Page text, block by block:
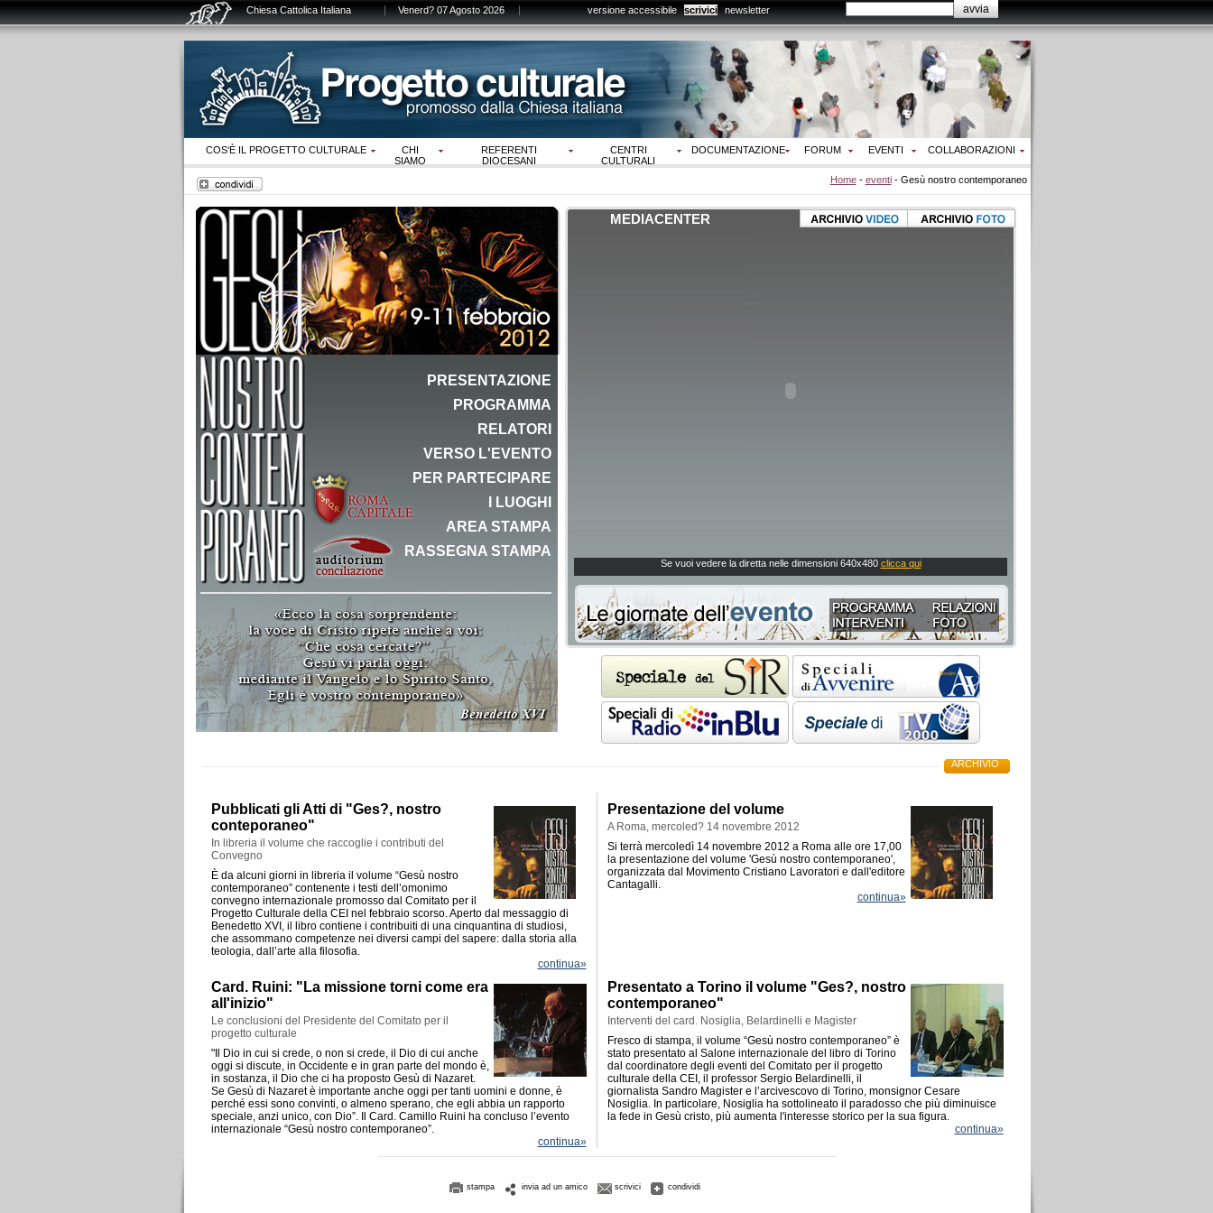
Chiesa Cattolica Italiana Venerd? 07 Agosto 2026 versione accessibile scrivici newsletter
COS‘È IL PROGETTO CULTURALE
CHI
SIAMO
REFERENTI
DIOCESANI
CENTRI
CULTURALI
DOCUMENTAZIONE FORUM EVENTI COLLABORAZIONI
Home- eventi- Gesù nostro contemporaneo
PRESENTAZIONE
PROGRAMMA
RELATORI
VERSO L'EVENTO
PER PARTECIPARE
I LUOGHI
AREA STAMPA
RASSEGNA STAMPA
MEDIACENTER
Se vuoi vedere la diretta nelle dimensioni 640x480 clicca qui
ARCHIVIO
Pubblicati gli Atti di "Ges?, nostro
conteporaneo"
In libreria il volume che raccoglie i contributi del
Convegno
È da alcuni giorni in libreria il volume “Gesù nostro
contemporaneo” contenente i testi dell’omonimo
convegno internazionale promosso dal Comitato per il
Progetto Culturale della CEI nel febbraio scorso. Aperto dal messaggio di
Benedetto XVI, il libro contiene i contribuiti di una cinquantina di studiosi,
che assommano competenze nei diversi campi del sapere: dalla storia alla
teologia, dall’arte alla filosofia.
continua»
Presentazione del volume
A Roma, mercoled? 14 novembre 2012
Si terrà mercoledì 14 novembre 2012 a Roma alle ore 17,00
la presentazione del volume 'Gesù nostro contemporaneo',
organizzata dal Movimento Cristiano Lavoratori e dall'editore
Cantagalli.
continua»
Card. Ruini: "La missione torni come era
all'inizio"
Le conclusioni del Presidente del Comitato per il
progetto culturale
"Il Dio in cui si crede, o non si crede, il Dio di cui anche
oggi si discute, in Occidente e in gran parte del mondo è,
in sostanza, il Dio che ci ha proposto Gesù di Nazaret.
Se Gesù di Nazaret è importante anche oggi per tanti uomini e donne, è
perché essi sono convinti, o almeno sperano, che egli abbia un rapporto
speciale, anzi unico, con Dio”. Il Card. Camillo Ruini ha concluso l’evento
internazionale “Gesù nostro contemporaneo”.
continua»
Presentato a Torino il volume "Ges?, nostro
contemporaneo"
Interventi del card. Nosiglia, Belardinelli e Magister
Fresco di stampa, il volume “Gesù nostro contemporaneo” è
stato presentato al Salone internazionale del libro di Torino
dal coordinatore degli eventi del Comitato per il progetto
culturale della CEI, il professor Sergio Belardinelli, il
giornalista Sandro Magister e l’arcivescovo di Torino, monsignor Cesare
Nosiglia. In particolare, Nosiglia ha sottolineato il paradosso che più diminuisce
la fede in Gesù cristo, più aumenta l'interesse storico per la sua figura.
continua»
stampa invia ad un amico scrivici condividi